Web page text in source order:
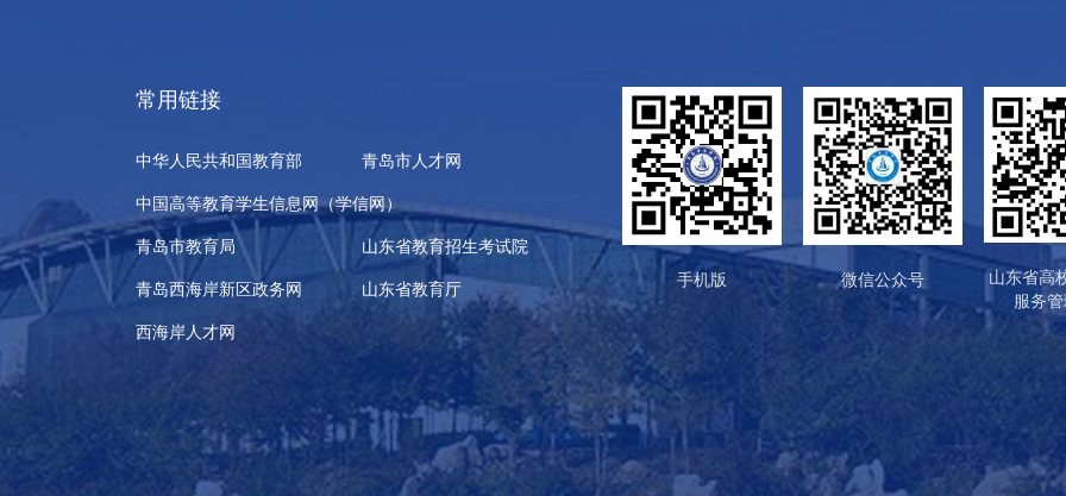
常用链接
中华人民共和国教育部
青岛市人才网
中国高等教育学生信息网（学信网）
青岛市教育局
山东省教育招生考试院
青岛西海岸新区政务网
山东省教育厅
西海岸人才网
手机版 微信公众号
山东省高
服务